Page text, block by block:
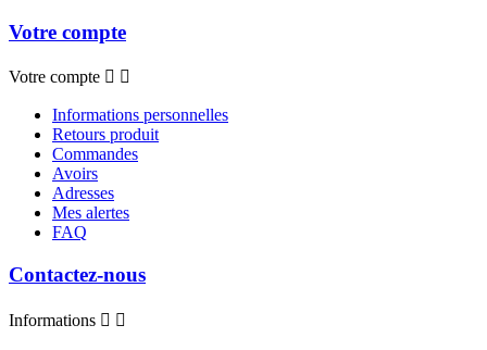
Votre compte
Votre compte  
Informations personnelles
Retours produit
Commandes
Avoirs
Adresses
Mes alertes
FAQ
Contactez-nous
Informations  